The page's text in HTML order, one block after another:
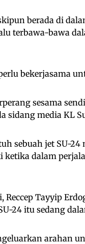
berada di
terbawa-bawa
bekerjasama
sesama
sidang media KL
sebuah jet SU-
ketika dalam
Reccep Tayyip
24 itu sedang
arahan